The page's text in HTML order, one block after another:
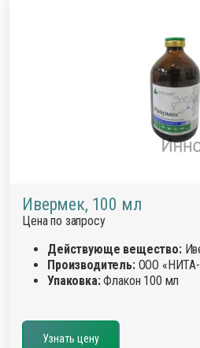
Ивермек, 100 мл
Цена по запросу
Действующе вещество:
Производитель:ООО
Упаковка:Флакон 100 мл
Узнать цену